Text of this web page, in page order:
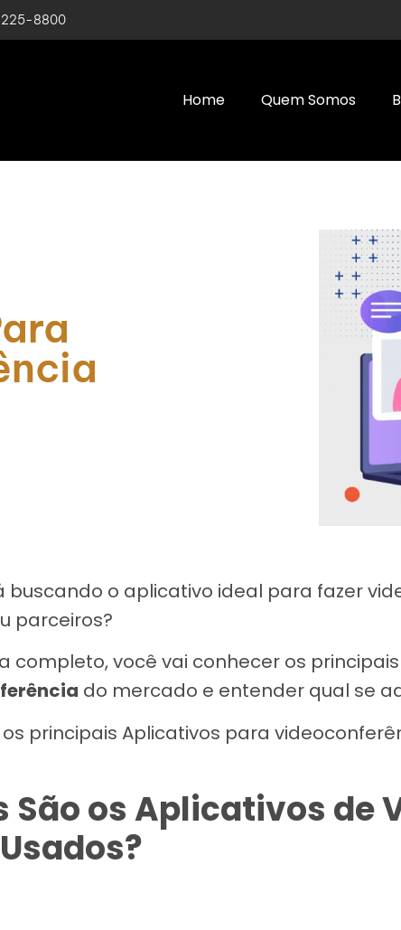
8800
Home Quem Somos
buscando o aplicativo ideal para fazer
parceiros?
completo, você vai conhecer os principais
do mercado e entender qual se
principais Aplicativos para
São os Aplicativos de